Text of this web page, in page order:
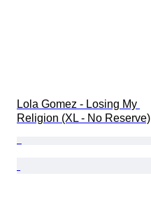
Lola Gomez - Losing My
Religion (XL - No Reserve)